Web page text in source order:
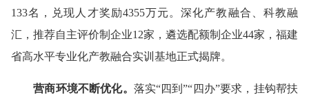
133名，兑现人才奖励4355万元。深化产教融合、科教融
汇，推荐自主评价制企业12家，遴选配额制企业44家，福建
省高水平专业化产教融合实训基地正式揭牌。
营商环境不断优化。 落实“四到”“四办”要求，挂钩帮扶